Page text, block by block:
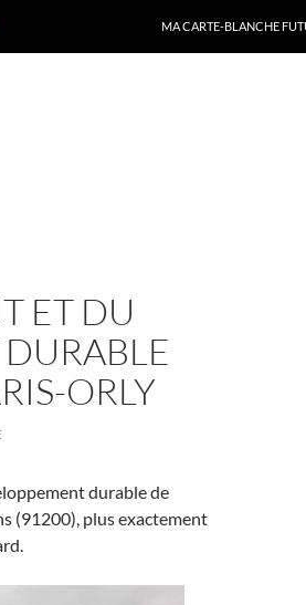
MA CARTE-BLANCHE
ET DU
ORLY
durable de
(91200), plus exactement